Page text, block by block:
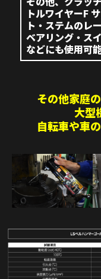
トルワイヤーF
ト・ステムのレ
ベアリング・ス
などにも使用可
その他家庭
大型
自転車や車